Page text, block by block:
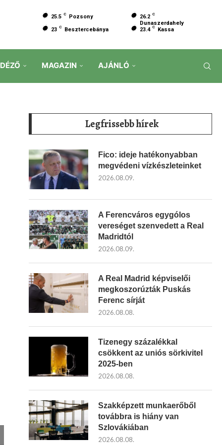
25.5 C Pozsony 26.2 C
Dunaszerdahely
23 C Besztercebánya 23.4 C Kassa
MAGAZIN AJÁNLÓ
Legfrissebb hírek
Fico: ideje hatékonyabban
megvédeni vízkészleteinket
2026.08.09.
A Ferencváros egygólos
vereséget szenvedett a Real
Madridtól
2026.08.09.
A Real Madrid képviselői
megkoszorúzták Puskás
Ferenc sírját
2026.08.08.
Tizenegy százalékkal
csökkent az uniós sörkivitel
2025-ben
2026.08.08.
Szakképzett munkaerőből
továbbra is hiány van
Szlovákiában
2026.08.08.